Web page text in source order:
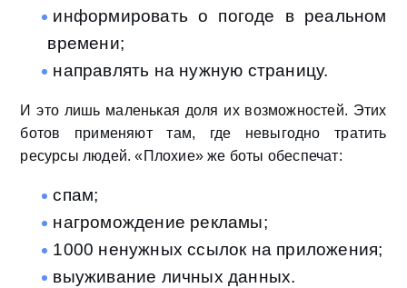
информировать о погоде в реальном
времени;
направлять на нужную страницу.
И это лишь маленькая доля их возможностей. Этих
ботов применяют там, где невыгодно тратить
ресурсы людей. «Плохие» же боты обеспечат:
спам;
нагромождение рекламы;
1000 ненужных ссылок на приложения;
выуживание личных данных.